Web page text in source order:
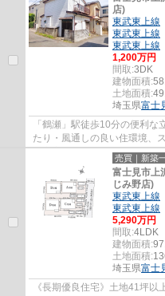
店)
東武東上線
東武東上線
東武東上線
1,200万円
間取:3DK
建物面積:
土地面積:
埼玉県富士
「鶴瀬」駅徒歩10分の便利
たり・風通しの良い住環境、
が充実、現況を活かしたリフ
売買｜新築
富士見市
じみ野店)
東武東上線
東武東上線
5,290万円
間取:4LDK
建物面積:
土地面積:
埼玉県富士
《長期優良住宅》土地41坪